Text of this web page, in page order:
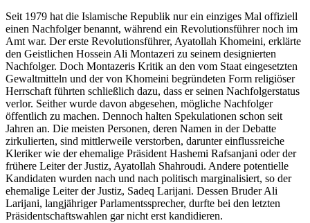
Seit 1979 hat die Islamische Republik nur ein einziges Mal offiziell
einen Nachfolger benannt, während ein Revolutionsführer noch im
Amt war. Der erste Revolutionsführer, Ayatollah Khomeini, erklärte
den Geistlichen Hossein Ali Montazeri zu seinem designierten
Nachfolger. Doch Montazeris Kritik an den vom Staat eingesetzten
Gewaltmitteln und der von Khomeini begründeten Form religiöser
Herrschaft führten schließlich dazu, dass er seinen Nachfolgerstatus
verlor. Seither wurde davon ab­gesehen, mögliche Nachfolger
öffentlich zu machen. Dennoch halten Spekulationen schon seit
Jahren an. Die meisten Personen, deren Namen in der Debatte
zirkulierten, sind mittlerweile verstorben, darunter einflussreiche
Kleriker wie der ehemalige Präsident Hashemi Rafsanjani oder der
frühere Leiter der Justiz, Ayatollah Shahroudi. Andere potentielle
Kandidaten wurden nach und nach politisch marginalisiert, so der
ehemalige Leiter der Justiz, Sadeq Larijani. Dessen Bruder Ali
Larijani, langjähriger Parlamentssprecher, durfte bei den letzten
Präsidentschaftswahlen gar nicht erst kandidieren.